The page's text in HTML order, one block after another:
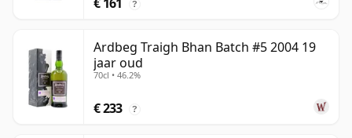
?
Ardbeg Traigh Bhan Batch #5 2004 19
jaar oud
70cl • 46.2%
€ 233 ?